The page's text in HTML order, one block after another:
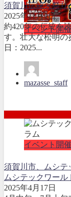
イベント開催
須賀川伝統火祭り
2025年11月1日
約420年の伝統を
す。壮大な松明の
日：2025...
mazasse_staff
イベント開催
須賀川市、ムシテ
ムシテックワール
2025年4月17日